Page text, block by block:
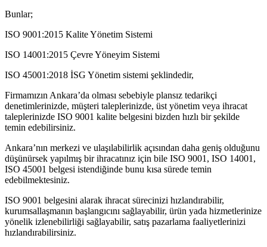
Bunlar;
ISO 9001:2015 Kalite Yönetim Sistemi
ISO 14001:2015 Çevre Yöneyim Sistemi
ISO 45001:2018 İSG Yönetim sistemi şeklindedir,
Firmamızın Ankara’da olması sebebiyle plansız tedarikçi
denetimlerinizde, müşteri taleplerinizde, üst yönetim veya ihracat
taleplerinizde ISO 9001 kalite belgesini bizden hızlı bir şekilde
temin edebilirsiniz.
Ankara’nın merkezi ve ulaşılabilirlik açısından daha geniş olduğunu
düşünürsek yapılmış bir ihracatınız için bile ISO 9001, ISO 14001,
ISO 45001 belgesi istendiğinde bunu kısa sürede temin
edebilmektesiniz.
ISO 9001 belgesini alarak ihracat sürecinizi hızlandırabilir,
kurumsallaşmanın başlangıcını sağlayabilir, ürün yada hizmetlerinize
yönelik izlenebilirliği sağlayabilir, satış pazarlama faaliyetlerinizi
hızlandırabilirsiniz.